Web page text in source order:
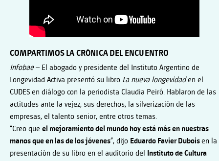
COMPARTIMOS LA CRÓNICA DEL ENCUENTRO
Infobae– El abogado y presidente del Instituto Argentino de
Longevidad Activa presentó su libro La nueva longevidaden el
CUDES en diálogo con la periodista Claudia Peiró. Hablaron de las
actitudes ante la vejez, sus derechos, la silverización de las
empresas, el talento senior, entre otros temas.
“Creo que el mejoramiento del mundo hoy está más en nuestras
manos que en las de los jóvenes”, dijo Eduardo Favier Duboisen la
presentación de su libro en el auditorio del
Instituto de Cultura